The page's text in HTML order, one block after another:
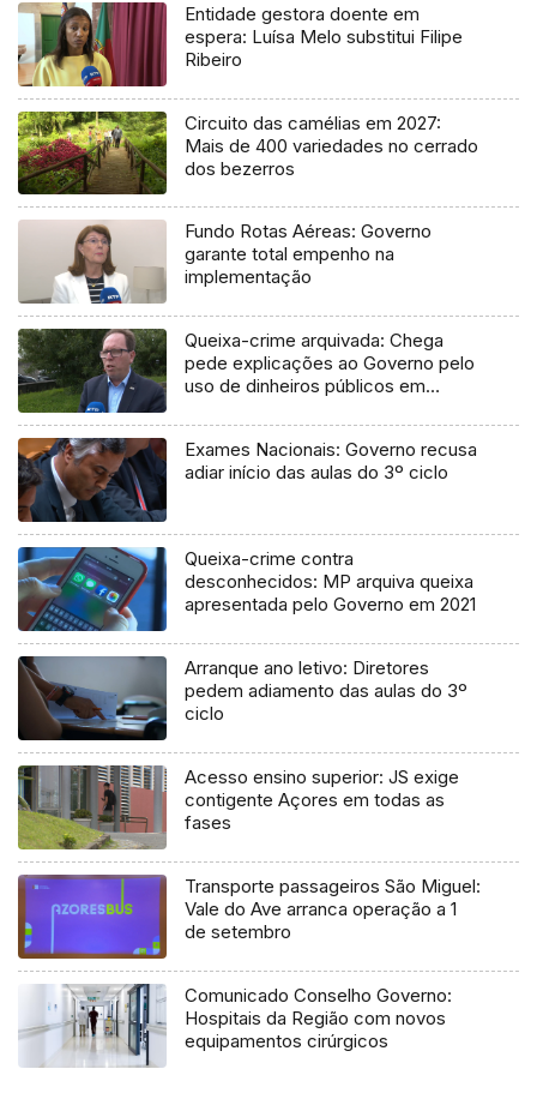
Entidade gestora doente em
espera: Luísa Melo substitui Filipe
Ribeiro
Circuito das camélias em 2027:
Mais de 400 variedades no cerrado
dos bezerros
Fundo Rotas Aéreas: Governo
garante total empenho na
implementação
Queixa-crime arquivada: Chega
pede explicações ao Governo pelo
uso de dinheiros públicos em
Exames Nacionais: Governo recusa
adiar início das aulas do 3º ciclo
Queixa-crime contra
desconhecidos: MP arquiva queixa
apresentada pelo Governo em 2021
Arranque ano letivo: Diretores
pedem adiamento das aulas do 3º
ciclo
Acesso ensino superior: JS exige
contigente Açores em todas as
fases
Transporte passageiros São Miguel:
Vale do Ave arranca operação a 1
de setembro
Comunicado Conselho Governo:
Hospitais da Região com novos
equipamentos cirúrgicos